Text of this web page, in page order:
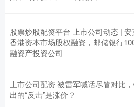
股票炒股配资平台 上市公司动态 |
香港资本市场股权融资，邮储银行
融资产投资公司
上市公司配资 被雷军喊话尽管对比
出的“反击”是涨价？